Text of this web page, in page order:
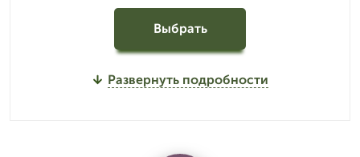
Выбрать
Развернуть подробности